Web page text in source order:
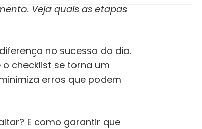
Veja quais as etapas
no sucesso do dia.
checklist se torna um
erros que podem
E como garantir que